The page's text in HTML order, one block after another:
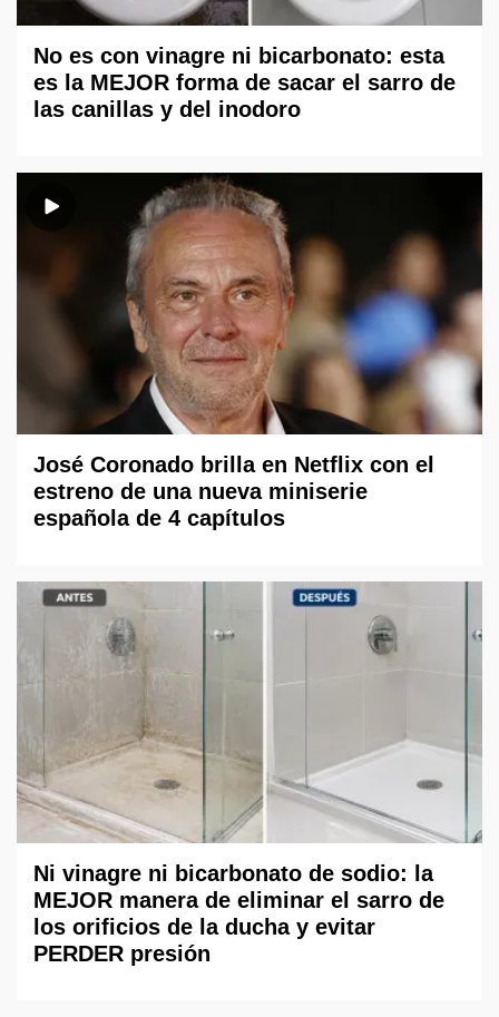
No es con vinagre ni bicarbonato: esta
es la MEJOR forma de sacar el sarro de
las canillas y del inodoro
José Coronado brilla en Netflix con el
estreno de una nueva miniserie
española de 4 capítulos
Ni vinagre ni bicarbonato de sodio: la
MEJOR manera de eliminar el sarro de
los orificios de la ducha y evitar
PERDER presión